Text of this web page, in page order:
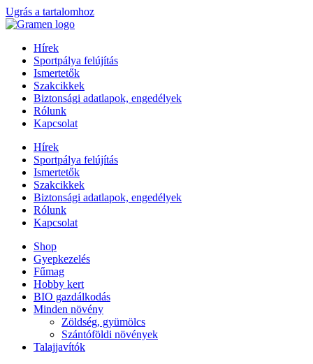
Ugrás a tartalomhoz
Hírek
Sportpálya felújítás
Ismertetők
Szakcikkek
Biztonsági adatlapok, engedélyek
Rólunk
Kapcsolat
Hírek
Sportpálya felújítás
Ismertetők
Szakcikkek
Biztonsági adatlapok, engedélyek
Rólunk
Kapcsolat
Shop
Gyepkezelés
Fűmag
Hobby kert
BIO gazdálkodás
Minden növény
Zöldség, gyümölcs
Szántóföldi növények
Talajjavítók